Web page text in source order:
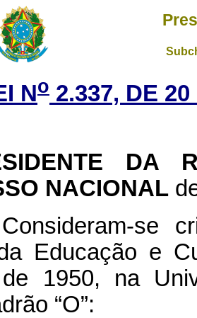
No 2.337, DE
DA
NACIONAL
se
Educação e
1950, na
“O”: